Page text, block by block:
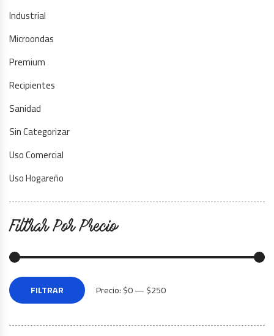
Industrial
Microondas
Premium
Recipientes
Sanidad
Sin Categorizar
Uso Comercial
Uso Hogareño
Filtrar Por Precio
FILTRAR Precio:$0—$250